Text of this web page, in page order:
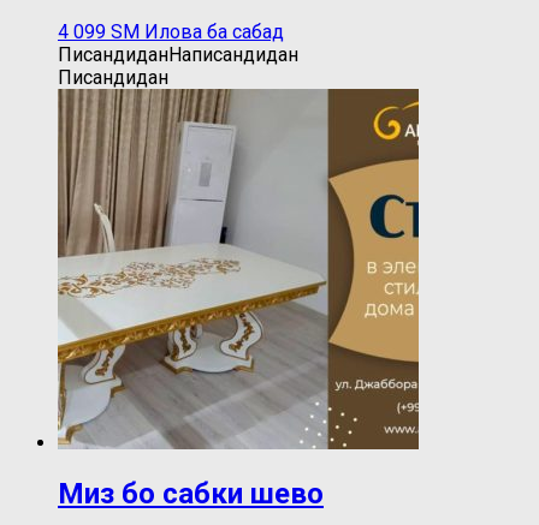
4 099 ЅМ Илова ба сабад
ПисандиданНаписандидан
Писандидан
Миз бо сабки шево